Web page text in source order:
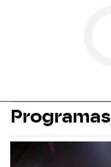
Programas